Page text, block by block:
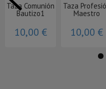
Taza Comunión
Bautizo1
10,00 €
Taza
Maestro
10,00 €